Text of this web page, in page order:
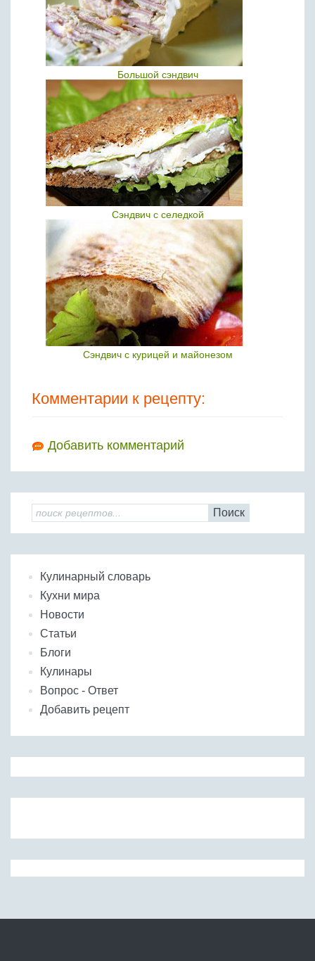
Большой сэндвич
Сэндвич с селедкой
Сэндвич с курицей и майонезом
Комментарии к рецепту:
Добавить комментарий
Поиск
Кулинарный словарь
Кухни мира
Новости
Статьи
Блоги
Кулинары
Вопрос - Ответ
Добавить рецепт